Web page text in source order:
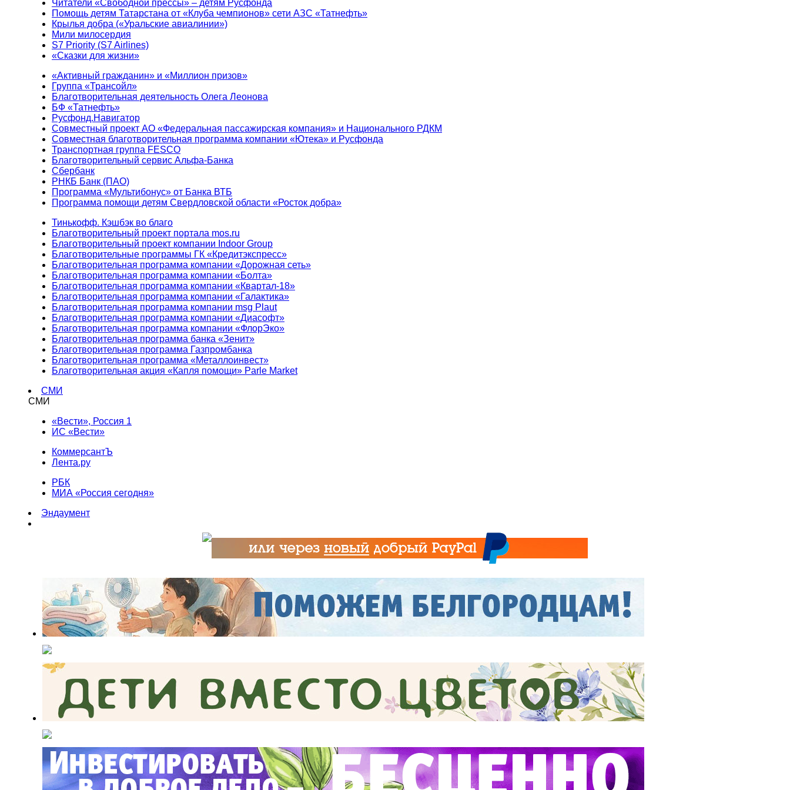
Читатели «Свободной прессы» – детям Русфонда
Помощь детям Татарстана от «Клуба чемпионов» сети АЗС «Татнефть»
Крылья добра («Уральские авиалинии»)
Мили милосердия
S7 Priority (S7 Airlines)
«Сказки для жизни»
«Активный гражданин» и «Миллион призов»
Группа «Трансойл»
Благотворительная деятельность Олега Леонова
БФ «Татнефть»
Русфонд.Навигатор
Совместный проект АО «Федеральная пассажирская компания» и Национального РДКМ
Совместная благотворительная программа компании «Ютека» и Русфонда
Транспортная группа FESCO
Благотворительный сервис Альфа-Банка
Сбербанк
РНКБ Банк (ПАО)
Программа «Мультибонус» от Банка ВТБ
Программа помощи детям Свердловской области «Росток добра»
Тинькофф. Кэшбэк во благо
Благотворительный проект портала mos.ru
Благотворительный проект компании Indoor Group
Благотворительные программы ГК «Кредитэкспресс»
Благотворительная программа компании «Дорожная сеть»
Благотворительная программа компании «Болта»
Благотворительная программа компании «Квартал-18»
Благотворительная программа компании «Галактика»
Благотворительная программа компании msg Plaut
Благотворительная программа компании «Диасофт»
Благотворительная программа компании «ФлорЭко»
Благотворительная программа банка «Зенит»
Благотворительная программа Газпромбанка
Благотворительная программа «Металлоинвест»
Благотворительная акция «Капля помощи» Parle Market
СМИ
СМИ
«Вести», Россия 1
ИС «Вести»
КоммерсантЪ
Лента.ру
РБК
МИА «Россия сегодня»
Эндаумент